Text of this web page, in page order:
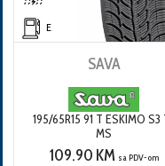
E
SAVA
195/65R15 91 T ESKIMO S3
MS
109.90 KM sa PDV-om